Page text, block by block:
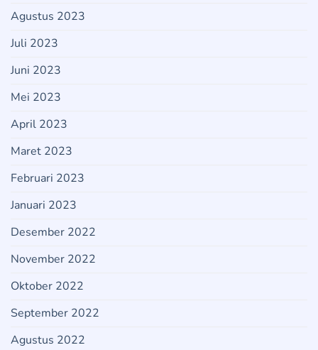
Agustus 2023
Juli 2023
Juni 2023
Mei 2023
April 2023
Maret 2023
Februari 2023
Januari 2023
Desember 2022
November 2022
Oktober 2022
September 2022
Agustus 2022